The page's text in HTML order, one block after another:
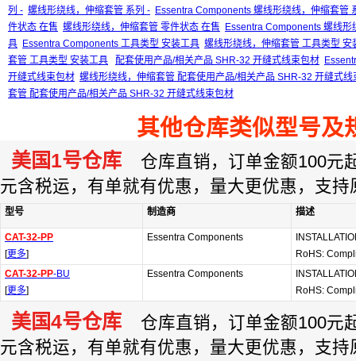
列 - 螺线形绕线，伸缩套管 系列 - Essentra Components 螺线形绕线，伸缩套管
件状态 在售 螺线形绕线，伸缩套管 零件状态 在售
Essentra Components 螺线
具 Essentra Components 工具类型 安装工具 螺线形绕线，伸缩套管 工具类型 安
套管 工具类型 安装工具
配套使用产品/相关产品 SHR-32 开缝式线束包材
开缝式线束包材 螺线形绕线，伸缩套管 配套使用产品/相关产品 SHR-32 开缝式线
套管 配套使用产品/相关产品 SHR-32 开缝式线束包材
其他仓库类似型号及
美国1号仓库 仓库直销，订单金额100元
元含税运，有单就有优惠，量大更优惠，支持
型号 制造商 描述
CAT-32-PP
[更多]
Essentra Components
RoHS:
CAT-32-PP-BU
[更多]
Essentra Components
RoHS:
美国4号仓库 仓库直销，订单金额100元
元含税运，有单就有优惠，量大更优惠，支持